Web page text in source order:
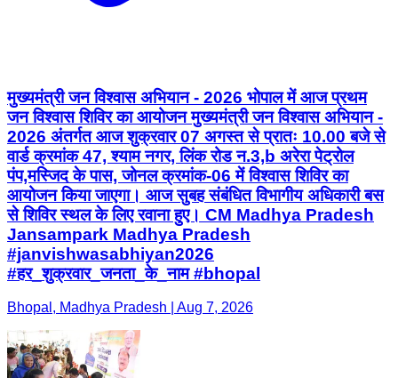
मुख्यमंत्री जन विश्वास अभियान - 2026 भोपाल में आज प्रथम
जन विश्वास शिविर का आयोजन मुख्यमंत्री जन विश्वास अभियान -
2026 अंतर्गत आज शुक्रवार 07 अगस्त से प्रातः 10.00 बजे से
वार्ड क्रमांक 47, श्याम नगर, लिंक रोड न.3,b अरेरा पेट्रोल
पंप,मस्जिद के पास, जोनल क्रमांक-06 में विश्वास शिविर का
आयोजन किया जाएगा। आज सुबह संबंधित विभागीय अधिकारी बस
से शिविर स्थल के लिए रवाना हुए। CM Madhya Pradesh
Jansampark Madhya Pradesh
#janvishwasabhiyan2026
#हर_शुक्रवार_जनता_के_नाम #bhopal
Bhopal, Madhya Pradesh | Aug 7, 2026